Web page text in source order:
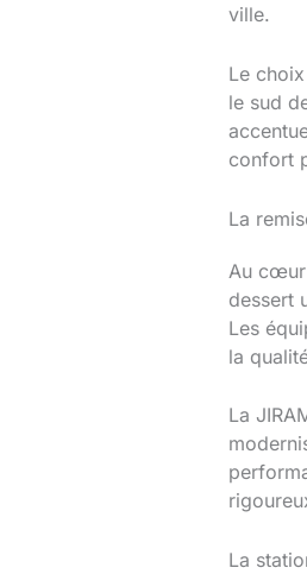
ville.
Le
le sud
confort
La
Au cœur
dessert
Les
la
La
La